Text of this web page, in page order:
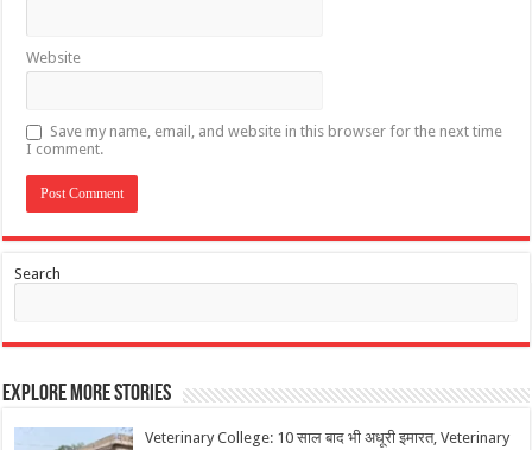
Website
Save my name, email, and website in this browser for the next time
I comment.
Search
Explore More Stories
Veterinary College: 10 साल बाद भी अधूरी इमारत, Veterinary